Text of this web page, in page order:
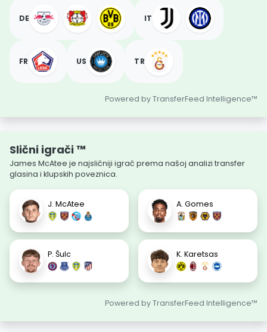
DE IT
FR US TR
Powered by TransferFeed Intelligence™
Slični igrači ™
James McAtee je najsličniji igrač prema našoj analizi transfer
glasina i klupskih poveznica.
J. McAtee A. Gomes
P. Šulc K. Karetsas
Powered by TransferFeed Intelligence™